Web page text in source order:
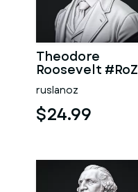
Theodore
Roosevelt #RoZ
ruslanoz
$24.99